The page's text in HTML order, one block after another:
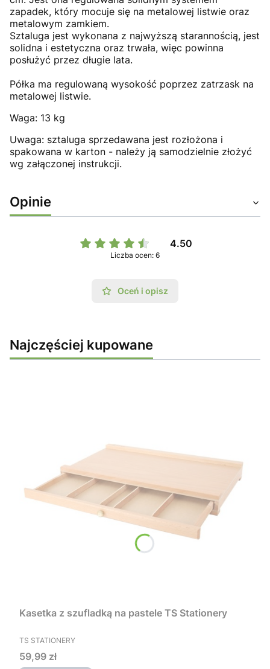
zapadek, który mocuje się na metalowej listwie oraz
metalowym zamkiem.
Sztaluga jest wykonana z najwyższą starannością, jest
solidna i estetyczna oraz trwała, więc powinna
posłużyć przez długie lata.
Półka ma regulowaną wysokość poprzez zatrzask na
metalowej listwie.
Waga: 13 kg
Uwaga: sztaluga sprzedawana jest rozłożona i
spakowana w karton - należy ją samodzielnie złożyć
wg załączonej instrukcji.
Opinie
4.50
Liczba ocen: 6
Oceń i opisz
Najczęściej kupowane
Kasetka z szufladką na pastele TS Stationery
PRODUCENT
TS STATIONERY
Cena
59,99 zł